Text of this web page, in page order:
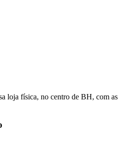
loja física, no centro de BH, com as